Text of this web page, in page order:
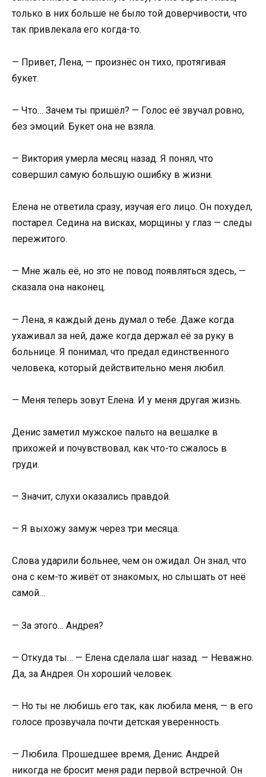
только в них больше не было той доверчивости, что
так привлекала его когда-то.
— Привет, Лена, — произнёс он тихо, протягивая
букет.
— Что… Зачем ты пришёл? — Голос её звучал ровно,
без эмоций. Букет она не взяла.
— Виктория умерла месяц назад. Я понял, что
совершил самую большую ошибку в жизни.
Елена не ответила сразу, изучая его лицо. Он похудел,
постарел. Седина на висках, морщины у глаз — следы
пережитого.
— Мне жаль её, но это не повод появляться здесь, —
сказала она наконец.
— Лена, я каждый день думал о тебе. Даже когда
ухаживал за ней, даже когда держал её за руку в
больнице. Я понимал, что предал единственного
человека, который действительно меня любил.
— Меня теперь зовут Елена. И у меня другая жизнь.
Денис заметил мужское пальто на вешалке в
прихожей и почувствовал, как что-то сжалось в
груди.
— Значит, слухи оказались правдой.
— Я выхожу замуж через три месяца.
Слова ударили больнее, чем он ожидал. Он знал, что
она с кем-то живёт от знакомых, но слышать от неё
самой…
— За этого… Андрея?
— Откуда ты… — Елена сделала шаг назад. — Неважно.
Да, за Андрея. Он хороший человек.
— Но ты не любишь его так, как любила меня, — в его
голосе прозвучала почти детская уверенность.
— Любила. Прошедшее время, Денис. Андрей
никогда не бросит меня ради первой встречной. Он